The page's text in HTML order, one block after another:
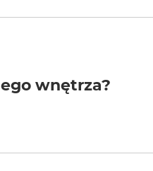
wnętrza?